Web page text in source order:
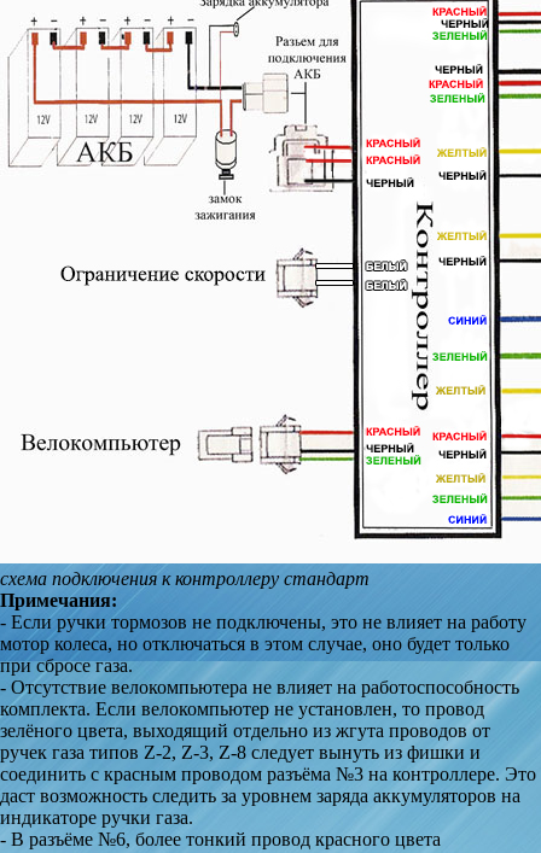
схема подключения к контроллеру стандарт
Примечания:
- Если ручки тормозов не подключены, это не влияет на работу
мотор колеса, но отключаться в этом случае, оно будет только
при сбросе газа.
- Отсутствие велокомпьютера не влияет на работоспособность
комплекта. Если велокомпьютер не установлен, то провод
зелёного цвета, выходящий отдельно из жгута проводов от
ручек газа типов Z-2, Z-3, Z-8 следует вынуть из фишки и
соединить с красным проводом разъёма №3 на контроллере. Это
даст возможность следить за уровнем заряда аккумуляторов на
индикаторе ручки газа.
- В разъёме №6, более тонкий провод красного цвета